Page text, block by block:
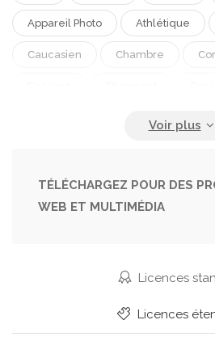
Appareil Photo Athlétique
Caucasien Chambre
Formation
Maison Matin Multisports
Personnes Remise En Forme
Soins
Vivant Énergie
TÉLÉCHARGEZ POUR DES
WEB ET MULTIMÉDIA
Licences
Licences